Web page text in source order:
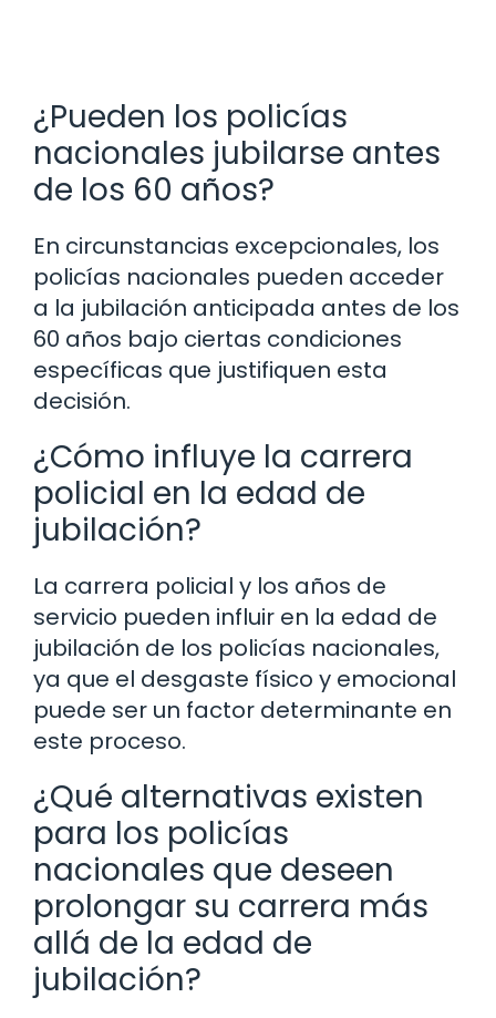
¿Pueden los policías
nacionales jubilarse antes
de los 60 años?
En circunstancias excepcionales, los
policías nacionales pueden acceder
a la jubilación anticipada antes de los
60 años bajo ciertas condiciones
específicas que justifiquen esta
decisión.
¿Cómo influye la carrera
policial en la edad de
jubilación?
La carrera policial y los años de
servicio pueden influir en la edad de
jubilación de los policías nacionales,
ya que el desgaste físico y emocional
puede ser un factor determinante en
este proceso.
¿Qué alternativas existen
para los policías
nacionales que deseen
prolongar su carrera más
allá de la edad de
jubilación?